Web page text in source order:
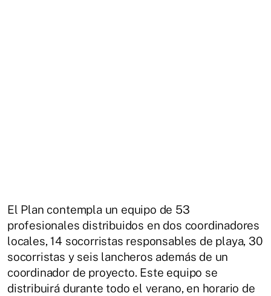
El Plan contempla un equipo de 53
profesionales distribuidos en dos coordinadores
locales, 14 socorristas responsables de playa, 30
socorristas y seis lancheros además de un
coordinador de proyecto. Este equipo se
distribuirá durante todo el verano, en horario de